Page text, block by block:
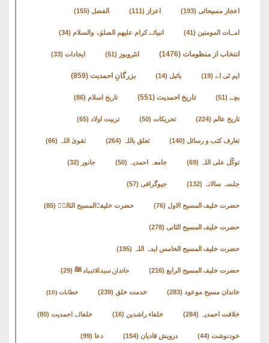
اعجاز مسیحائی (193) اعزاز (111) الفضل (155)
امہات المومنین (41) انبیائے کرام علیھم الصلوٰۃ والسلام (34)
انتخاب از منظومات (1476) انٹرویوز (51) ایجادات (33)
ایم ٹی اے (19) بائبل (14) بزرگانِ احمدیت (859)
بچے (51) تاریخ احمدیت (551) تاریخ اسلام (86)
تاریخ عالم (224) تحریکات (50) تربیت اولاد (65)
تعارف کتب و رسائل (140) تعلق باللہ (264) تقویٰ اللہ (66)
توکّل علی اللہ (69) جامعہ احمدیہ (50) جانور (32)
جلسہ سالانہ (132) جیوگرافی (57)
حضرت خلیفۃالمسیح الاول (76) حضرت خلیفۃالمسیح الثالثؒ (85)
حضرت خلیفۃالمسیح الثانی (278)
حضرت خلیفۃالمسیح الخامس ایدہ اللہ (195)
حضرت خلیفۃالمسیح الرابع (216) خاندان سیدالانبیاء ﷺ (29)
خاندان مسیح موعود (283) خدمت خلق (239) خطابات (10)
خلافت احمدیہ (284) خلفاء راشدین (16) خلفائے احمدیت (80)
خودنوشت (44) درویش قادیان (154) دعا (99)